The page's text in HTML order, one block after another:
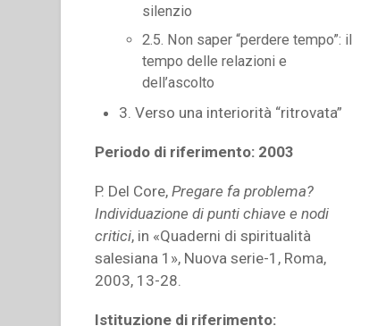
silenzio
2.5. Non saper “perdere tempo”: il
tempo delle relazioni e
dell’ascolto
3. Verso una interiorità “ritrovata”
Periodo di riferimento: 2003
P. Del Core,Pregare fa problema?
Individuazione di punti chiave e nodi
critici, in «Quaderni di spiritualità
salesiana 1», Nuova serie-1, Roma,
2003, 13-28.
Istituzione di riferimento: